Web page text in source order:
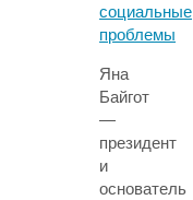
социальные
проблемы
Яна
Байгот
—
президент
и
основатель